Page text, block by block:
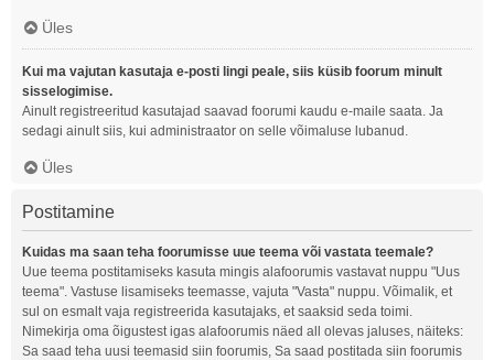
Üles
Kui ma vajutan kasutaja e-posti lingi peale, siis küsib foorum minult
sisselogimise.
Ainult registreeritud kasutajad saavad foorumi kaudu e-maile saata. Ja
sedagi ainult siis, kui administraator on selle võimaluse lubanud.
Üles
Postitamine
Kuidas ma saan teha foorumisse uue teema või vastata teemale?
Uue teema postitamiseks kasuta mingis alafoorumis vastavat nuppu "Uus
teema". Vastuse lisamiseks teemasse, vajuta "Vasta" nuppu. Võimalik, et
sul on esmalt vaja registreerida kasutajaks, et saaksid seda toimi.
Nimekirja oma õigustest igas alafoorumis näed all olevas jaluses, näiteks:
Sa saad teha uusi teemasid siin foorumis, Sa saad postitada siin foorumis